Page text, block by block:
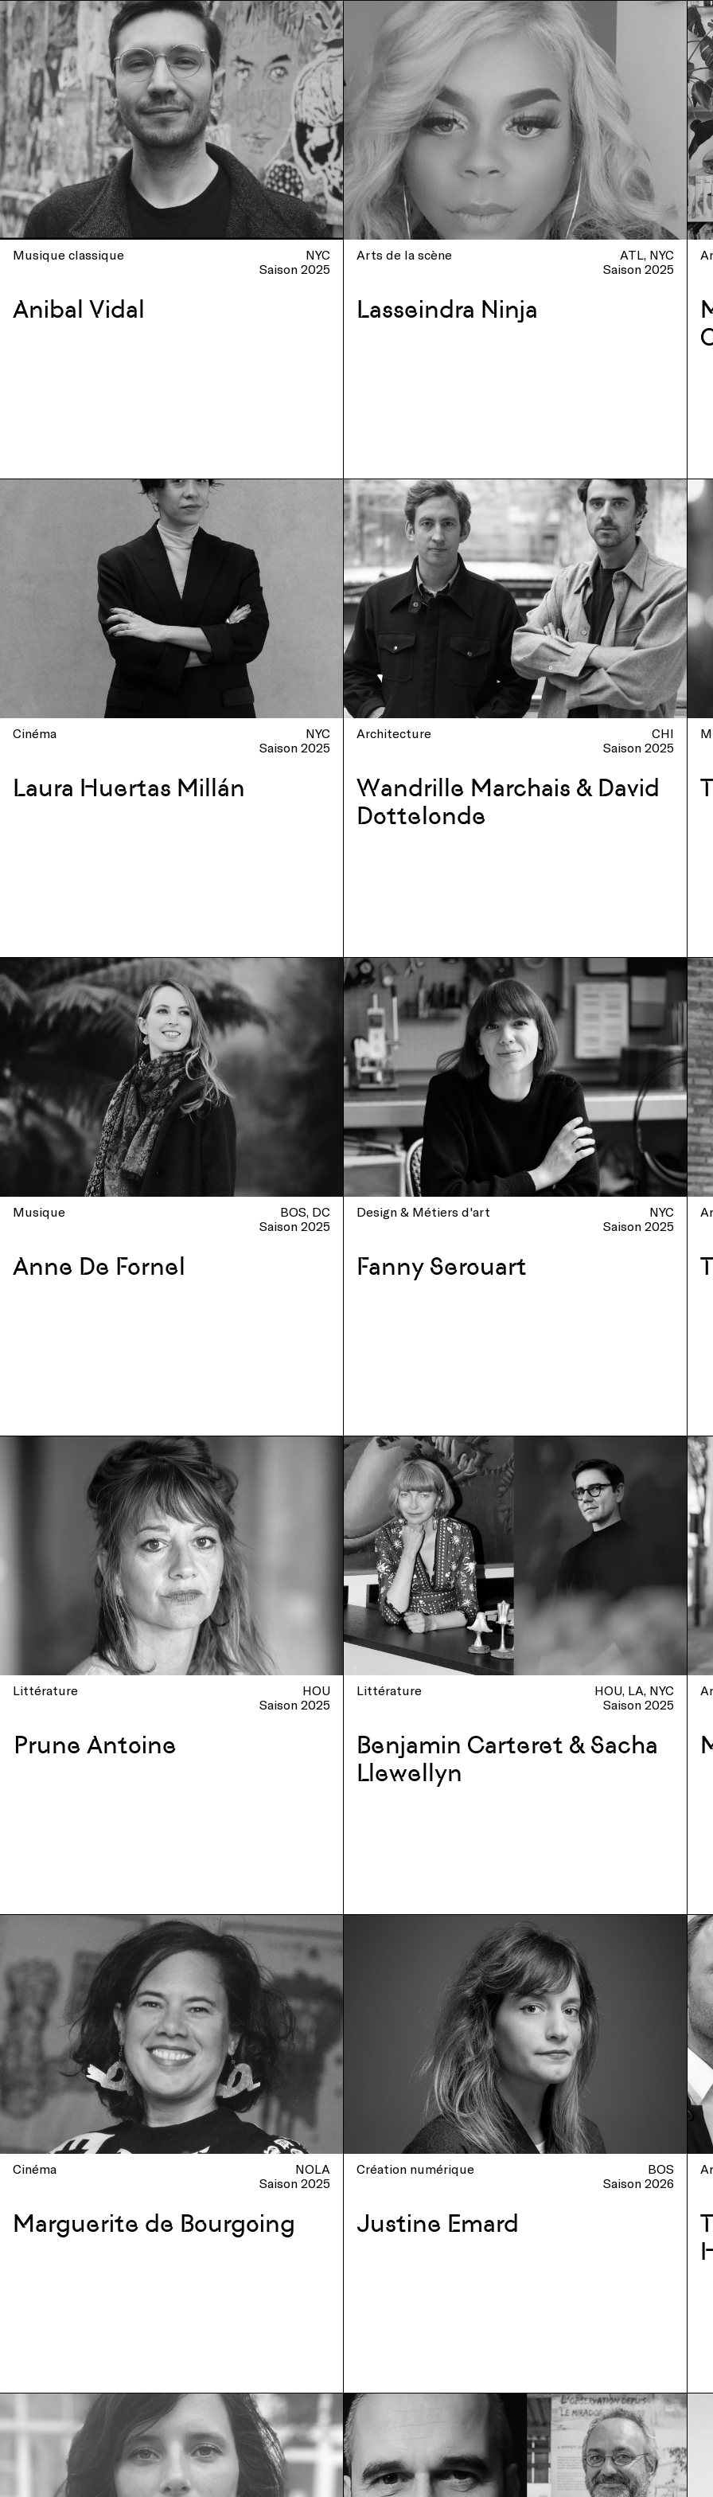
Musique classique
NYC
Saison 2025
Anibal Vidal
Arts de la scène ATL NYC
Saison 2025
Lasseindra Ninja
Cinéma
NYC
Saison 2025
Laura Huertas Millán
Architecture
CHI
Saison 2025
Wandrille Marchais & David
Dottelonde
Musique BOS DC
Saison 2025
Anne De Fornel
Design & Métiers d'art
NYC
Saison 2025
Fanny Serouart
Littérature
HOU
Saison 2025
Prune Antoine
Littérature HOU LA NYC
Saison 2025
Benjamin Carteret & Sacha
Llewellyn
Cinéma
NOLA
Saison 2025
Marguerite de Bourgoing
Création numérique
BOS
Saison 2026
Justine Emard